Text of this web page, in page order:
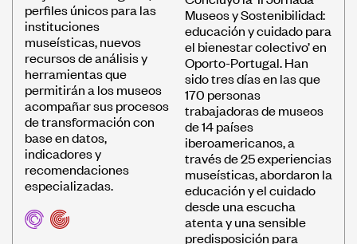
perfiles únicos para las
instituciones
museísticas, nuevos
recursos de análisis y
herramientas que
permitirán a los museos
acompañar sus procesos
de transformación con
base en datos,
indicadores y
recomendaciones
especializadas.
Museos y Sostenibilidad:
educación y cuidado para
el bienestar colectivo’ en
Oporto-Portugal. Han
sido tres días en las que
170 personas
trabajadoras de museos
de 14 países
iberoamericanos, a
través de 25 experiencias
museísticas, abordaron la
educación y el cuidado
desde una escucha
atenta y una sensible
predisposición para